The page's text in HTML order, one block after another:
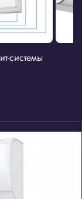
системы